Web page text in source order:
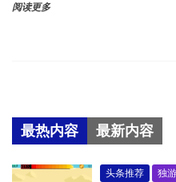
阅读更多
最热内容 最新内容
头条推荐 独